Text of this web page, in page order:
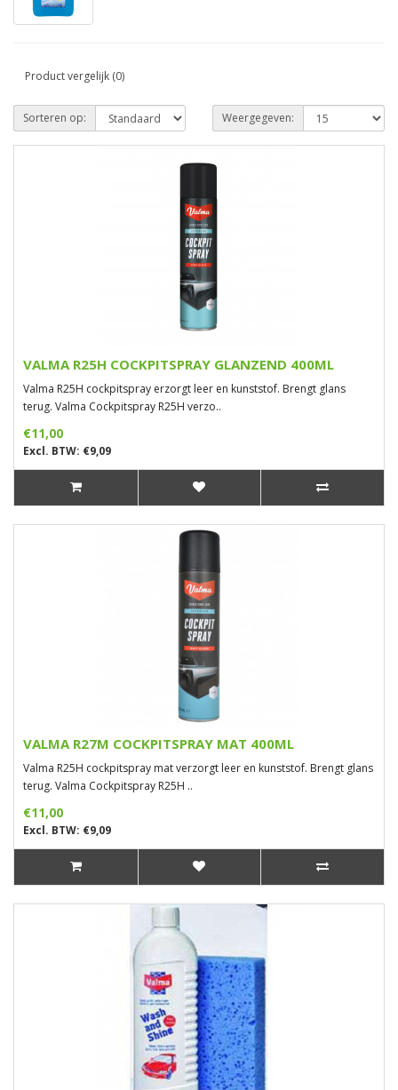
Product vergelijk (0)
Sorteren op: Weergegeven:
VALMA R25H COCKPITSPRAY GLANZEND 400ML
Valma R25H cockpitspray erzorgt leer en kunststof. Brengt glans
terug. Valma Cockpitspray R25H verzo..
€11,00
Excl. BTW: €9,09
VALMA R27M COCKPITSPRAY MAT 400ML
Valma R25H cockpitspray mat verzorgt leer en kunststof. Brengt glans
terug. Valma Cockpitspray R25H ..
€11,00
Excl. BTW: €9,09